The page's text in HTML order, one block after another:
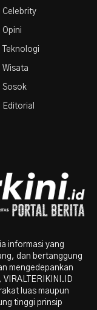
Celebrity
Opini
Teknologi
Wisata
Sosok
Editorial
informasi yang
dan bertanggung
mengedepankan
luas maupun
tinggi prinsip